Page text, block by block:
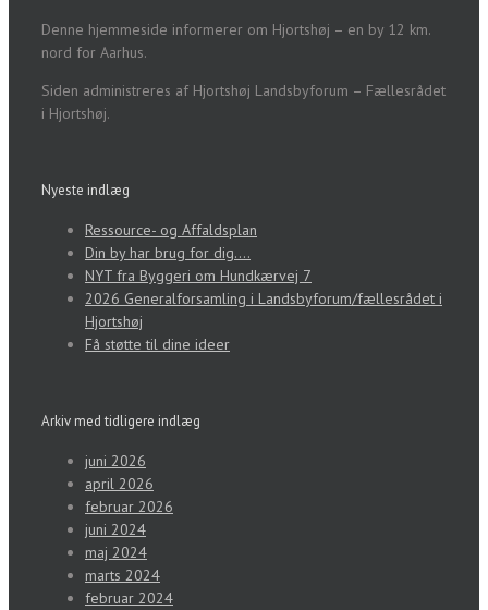
Denne hjemmeside informerer om Hjortshøj – en by 12 km.
nord for Aarhus.
Siden administreres af Hjortshøj Landsbyforum – Fællesrådet
i Hjortshøj.
Nyeste indlæg
Ressource- og Affaldsplan
Din by har brug for dig….
NYT fra Byggeri om Hundkærvej 7
2026 Generalforsamling i Landsbyforum/fællesrådet i
Hjortshøj
Få støtte til dine ideer
Arkiv med tidligere indlæg
juni 2026
april 2026
februar 2026
juni 2024
maj 2024
marts 2024
februar 2024